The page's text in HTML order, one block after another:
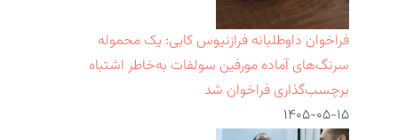
فراخوان داوطلبانه فرازنیوس کابی: یک محموله
سرنگ‌های آماده مورفین سولفات به‌خاطر اشتباه
برچسب‌گذاری فراخوان شد
۱۴۰۵-۰۵-۱۵